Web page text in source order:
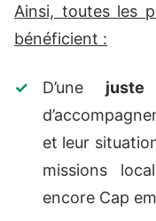
Ainsi, toutes les
bénéficient :
D’une juste
et leur
missions
encore Cap